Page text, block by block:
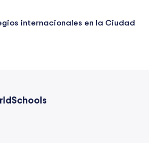
internacionales en la Ciudad